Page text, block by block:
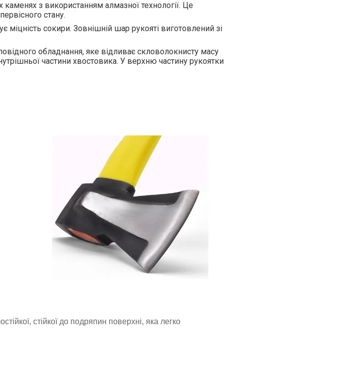
каменях з використанням алмазної технології. Це
стану.
сокири. Зовнішній шар рукояті виготовлений зі
обладнання, яке відливає скловолокнисту масу
частини хвостовика. У верхню частину рукоятки
стійкої до подряпин поверхні, яка легко